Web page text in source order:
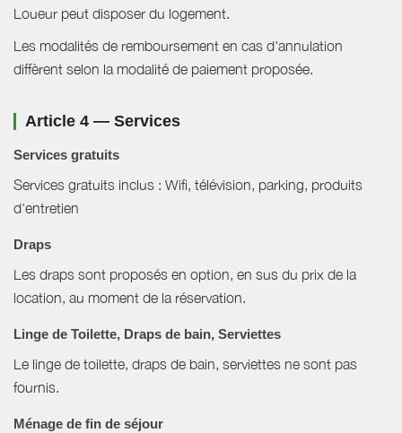
Loueur peut disposer du logement.
Les modalités de remboursement en cas d'annulation
diffèrent selon la modalité de paiement proposée.
Article 4 — Services
Services gratuits
Services gratuits inclus : Wifi, télévision, parking, produits
d'entretien
Draps
Les draps sont proposés en option, en sus du prix de la
location, au moment de la réservation.
Linge de Toilette, Draps de bain, Serviettes
Le linge de toilette, draps de bain, serviettes ne sont pas
fournis.
Ménage de fin de séjour